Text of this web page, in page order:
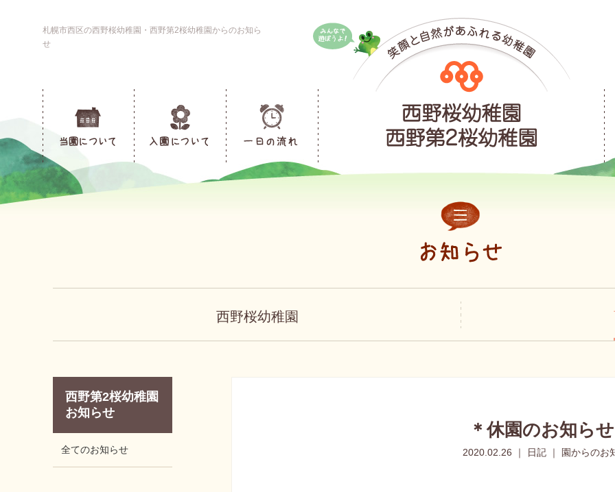
札幌市西区の西野桜幼稚園・西野第2桜幼稚園からのお知ら
せ
西野桜幼稚園
西野第2桜幼稚園
お知らせ
全てのお知らせ
＊休園のお知ら
2020.02.26 ｜ 日記 ｜ 園からのお